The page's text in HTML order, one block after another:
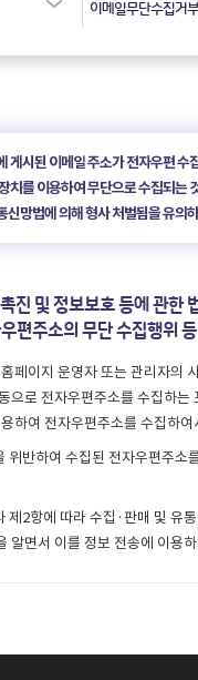
이메일무단수집거부
게시된 이메일 주소가 전자우편 수
치를 이용하여 무단으로 수집되는
신망법에 의해 형사 처벌됨을 유의
진 및 정보보호 등에 관한
편주소의 무단 수집행위
페이지 운영자 또는 관리자의
으로 전자우편주소를 수집하는
하여 전자우편주소를 수집하여
위반하여 수집된 전자우편주소
제2항에 따라 수집·판매 및 유
알면서 이를 정보 전송에 이용